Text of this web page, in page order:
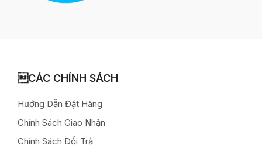
CÁC CHÍNH SÁCH
Hướng Dẫn Đặt Hàng
Chính Sách Giao Nhận
Chính Sách Đổi Trả